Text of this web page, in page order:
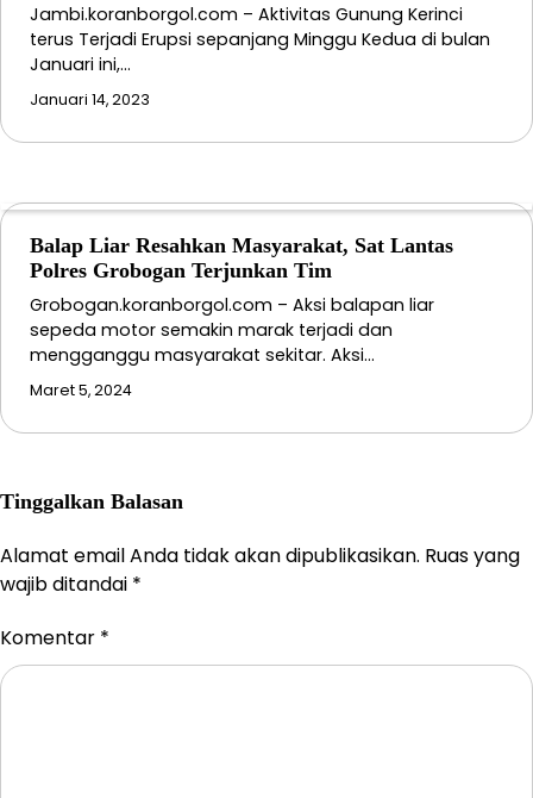
Jambi.koranborgol.com – Aktivitas Gunung Kerinci
terus Terjadi Erupsi sepanjang Minggu Kedua di bulan
Januari ini,…
Januari 14, 2023
Balap Liar Resahkan Masyarakat, Sat Lantas
Polres Grobogan Terjunkan Tim
Grobogan.koranborgol.com – Aksi balapan liar
sepeda motor semakin marak terjadi dan
mengganggu masyarakat sekitar. Aksi…
Maret 5, 2024
Tinggalkan Balasan
Alamat email Anda tidak akan dipublikasikan. Ruas yang
wajib ditandai *
Komentar *